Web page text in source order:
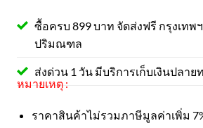
ซื้อครบ 899 บาท จัดส่งฟรี กรุงเทพ
ปริมณฑล
ส่งด่วน 1 วัน มีบริการเก็บเงินปลาย
หมายเหตุ :
ราคาสินค้าไม่รวมภาษีมูลค่าเพิ่ม